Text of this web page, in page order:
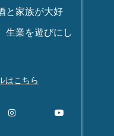
と家族が大好
生業を遊びにし
はこちら